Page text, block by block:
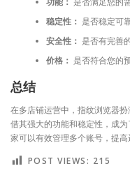
稳定性： 是否稳定可
安全性： 是否有完善
价格： 是否符合您的预
总结
在多店铺运营中，指纹浏览器扮
借其强大的功能和稳定性，成
家可以有效管理多个账号，提
POST VIEWS: 215